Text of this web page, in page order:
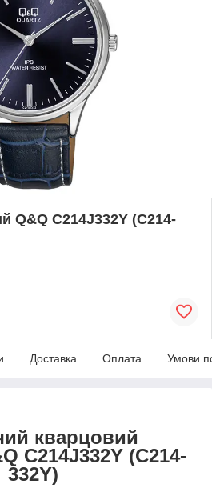
Q&Q C214J332Y (C214-
Доставка Оплата Умови
кварцовий
C214J332Y (C214-
332Y)